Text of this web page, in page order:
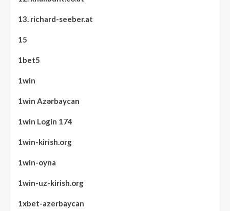
13. richard-seeber.at
15
1bet5
1win
1win Azərbaycan
1win Login 174
1win-kirish.org
1win-oyna
1win-uz-kirish.org
1xbet-azerbaycan